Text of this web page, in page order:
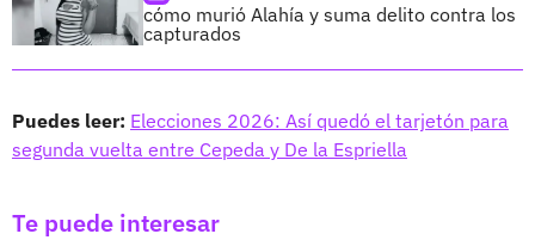
cómo murió Alahía y suma delito contra los
capturados
Puedes leer: Elecciones 2026: Así quedó el tarjetón para
segunda vuelta entre Cepeda y De la Espriella
Te puede interesar